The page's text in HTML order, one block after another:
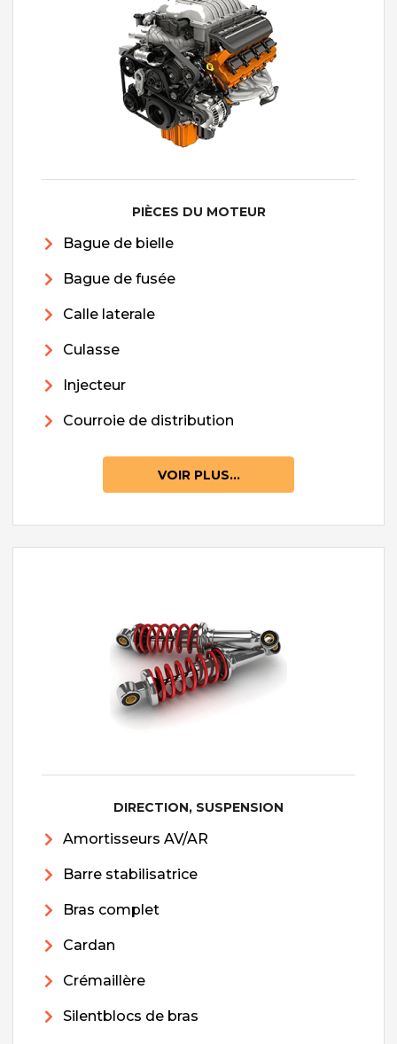
PIÈCES DU MOTEUR
Bague de bielle
Bague de fusée
Calle laterale
Culasse
Injecteur
Courroie de distribution
VOIR PLUS...
DIRECTION, SUSPENSION
Amortisseurs AV/AR
Barre stabilisatrice
Bras complet
Cardan
Crémaillère
Silentblocs de bras